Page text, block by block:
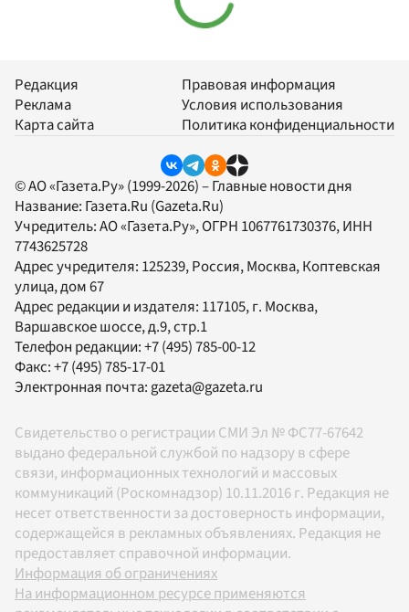
Редакция
Реклама
Карта сайта
Правовая информация
Условия использования
Политика конфиденциальности
© АО «Газета.Ру» (1999-2026) – Главные новости дня
Название: Газета.Ru (Gazeta.Ru)
Учредитель:АО «Газета.Ру», ОГРН 1067761730376, ИНН
7743625728
Адрес учредителя: 125239, Россия, Москва, Коптевская
улица, дом 67
Адрес редакции и издателя: 117105, г. Москва,
Варшавское шоссе, д.9, стр.1
Телефон редакции:+7 (495) 785-00-12
Факс:+7 (495) 785-17-01
Электронная почта: gazeta@gazeta.ru
Свидетельство о регистрации СМИ Эл № ФС77-67642
выдано федеральной службой по надзору в сфере
связи, информационных технологий и массовых
коммуникаций (Роскомнадзор) 10.11.2016 г. Редакция не
несет ответственности за достоверность информации,
содержащейся в рекламных объявлениях. Редакция не
предоставляет справочной информации.
Информация об ограничениях
На информационном ресурсе применяются